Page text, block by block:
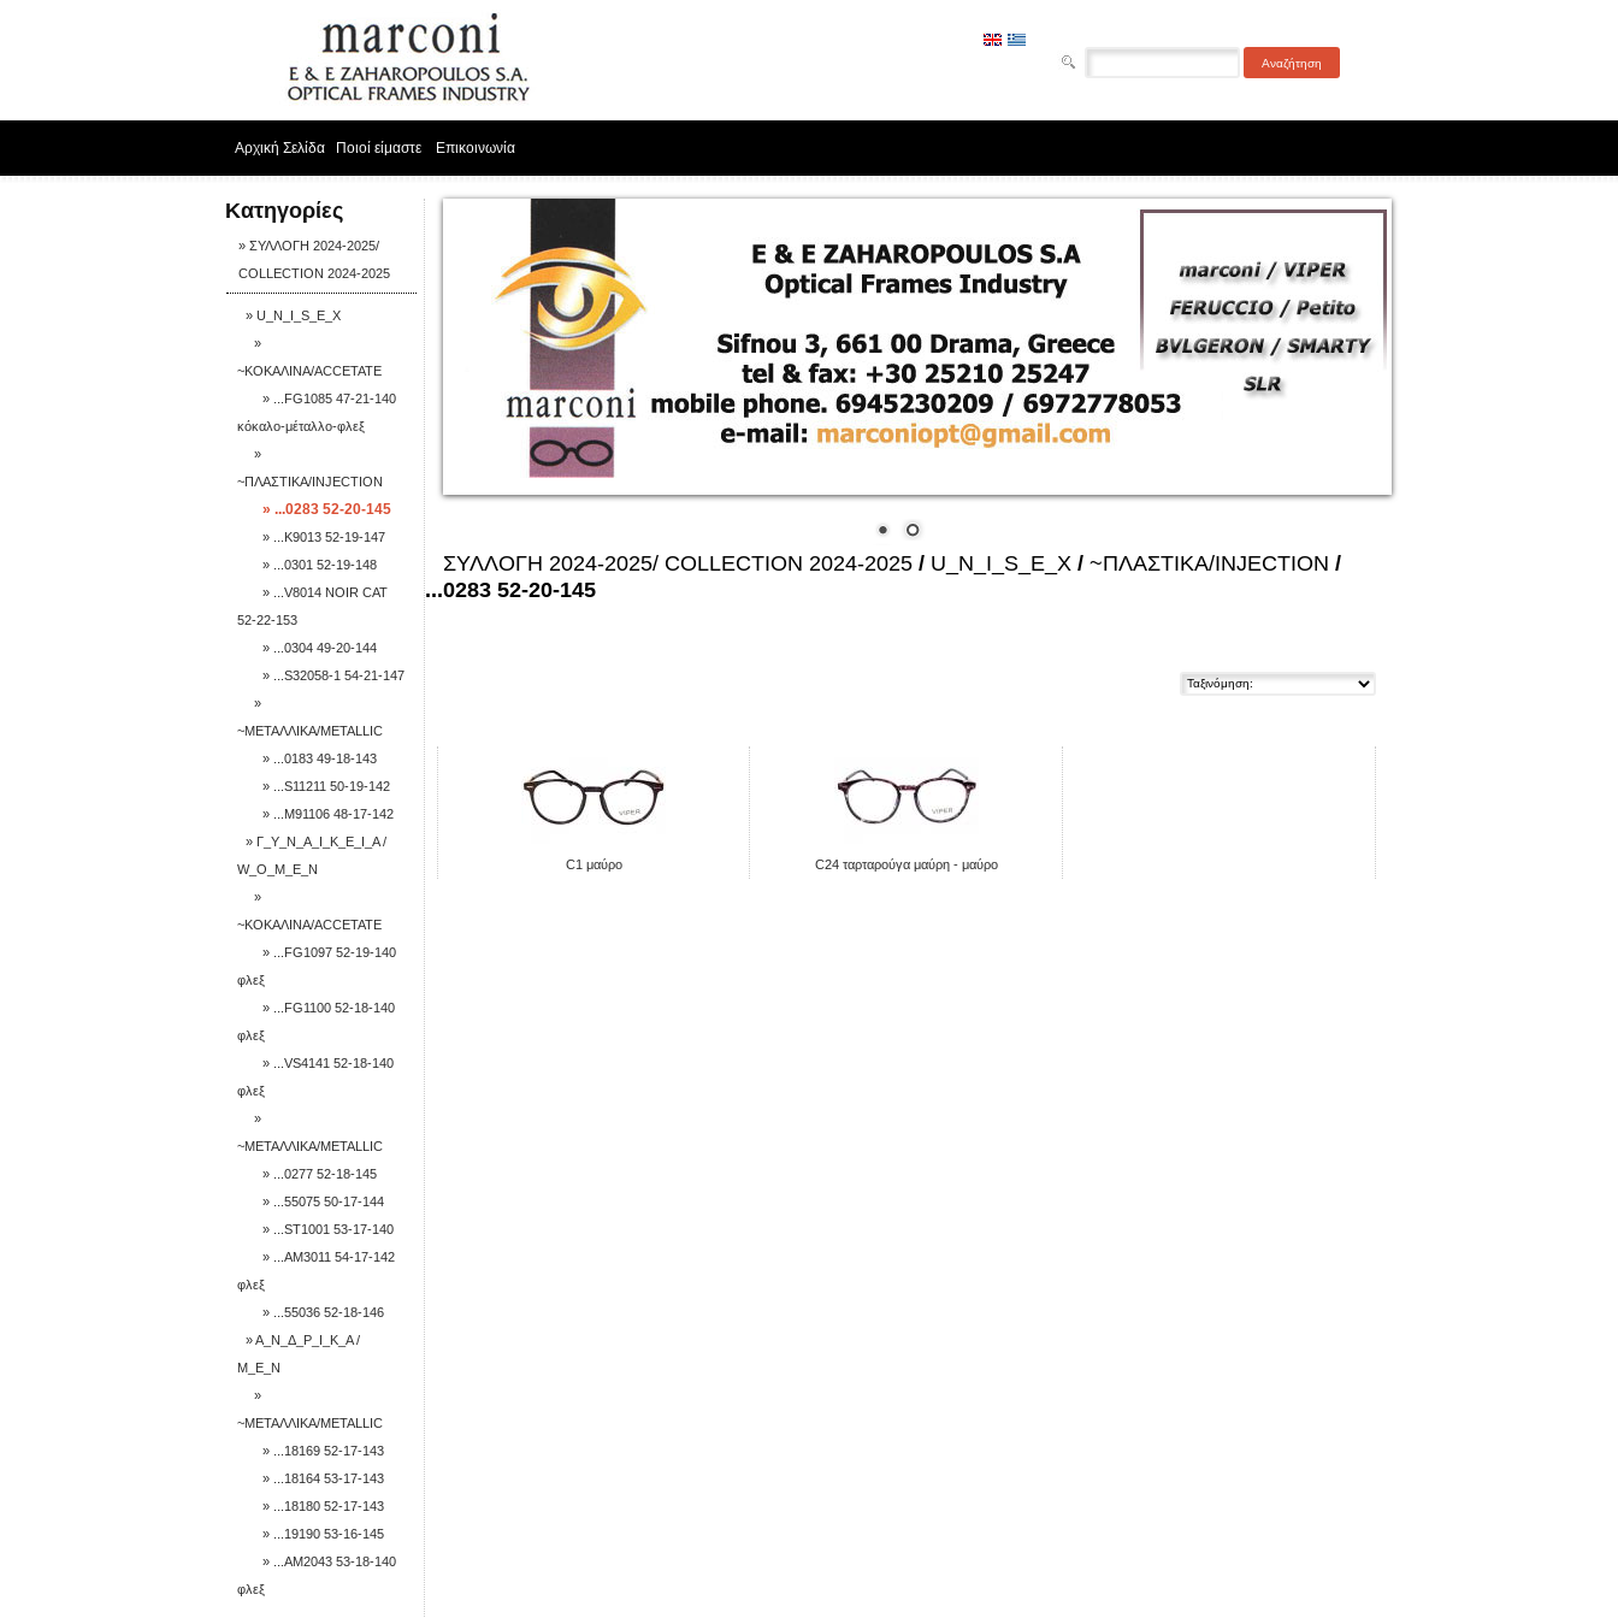
Αρχική Σελίδα Ποιοί είμαστε Επικοινωνία
Κατηγορίες
» ΣΥΛΛΟΓΗ 2024-2025/
COLLECTION 2024-2025
» U_N_I_S_E_X
»
~ΚΟΚΑΛΙΝΑ/ACCETATE
» ...FG1085 47-21-140
κόκαλο-μέταλλο-φλεξ
»
~ΠΛΑΣΤΙΚΑ/INJECTION
» ...0283 52-20-145
» ...K9013 52-19-147
» ...0301 52-19-148
» ...V8014 NOIR CAT
52-22-153
» ...0304 49-20-144
» ...S32058-1 54-21-147
»
~ΜΕΤΑΛΛΙΚΑ/METALLIC
» ...0183 49-18-143
» ...S11211 50-19-142
» ...M91106 48-17-142
» Γ_Υ_Ν_Α_Ι_Κ_Ε_Ι_Α /
W_O_M_E_N
»
~ΚΟΚΑΛΙΝΑ/ACCETATE
» ...FG1097 52-19-140
φλεξ
» ...FG1100 52-18-140
φλεξ
» ...VS4141 52-18-140
φλεξ
»
~ΜΕΤΑΛΛΙΚΑ/METALLIC
» ...0277 52-18-145
» ...55075 50-17-144
» ...ST1001 53-17-140
» ...AM3011 54-17-142
φλεξ
» ...55036 52-18-146
» Α_Ν_Δ_Ρ_Ι_Κ_Α /
M_E_N
»
~ΜΕΤΑΛΛΙΚΑ/METALLIC
» ...18169 52-17-143
» ...18164 53-17-143
» ...18180 52-17-143
» ...19190 53-16-145
» ...AM2043 53-18-140
φλεξ
ΣΥΛΛΟΓΗ 2024-2025/ COLLECTION 2024-2025 / U_N_I_S_E_X / ~ΠΛΑΣΤΙΚΑ/INJECTION /
...0283 52-20-145
C1 μαύρο C24 ταρταρούγα μαύρη - μαύρο